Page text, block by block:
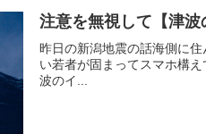
注意を無視して【津
昨日の新潟地震の話海側に
い若者が固まってスマホ構
波のイ...